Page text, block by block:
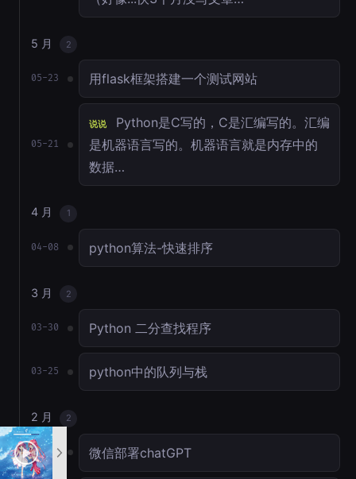
5 月 2
05-23 用flask框架搭建一个测试网站
05-21
说说
Python是C写的，C是汇编写的。汇编
是机器语言写的。机器语言就是内存中的
数据…
4 月 1
04-08 python算法-快速排序
3 月 2
03-30 Python 二分查找程序
03-25 python中的队列与栈
2 月 2
02-17 微信部署chatGPT